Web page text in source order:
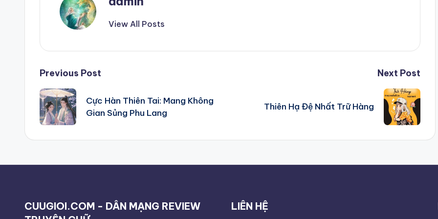
View All Posts
Post
navigation
Previous Post
Cực Hàn Thiên Tai: Mang Không
Gian Sủng Phu Lang
Next Post
Thiên Hạ Đệ Nhất Trữ Hàng
CUUGIOI.COM - DÂN MẠNG REVIEW
LIÊN HỆ